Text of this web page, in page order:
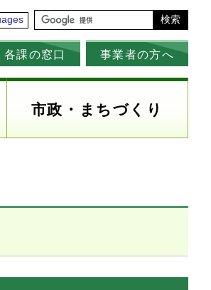
検索
各課の窓口 事業者の方へ
市政・まちづくり